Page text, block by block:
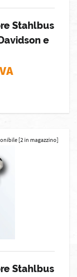
Stahlbus
e
[2 in magazzino]
Stahlbus